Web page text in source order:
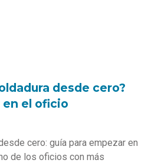
desde cero?
en el oficio
cero: guía para empezar en
de los oficios con más